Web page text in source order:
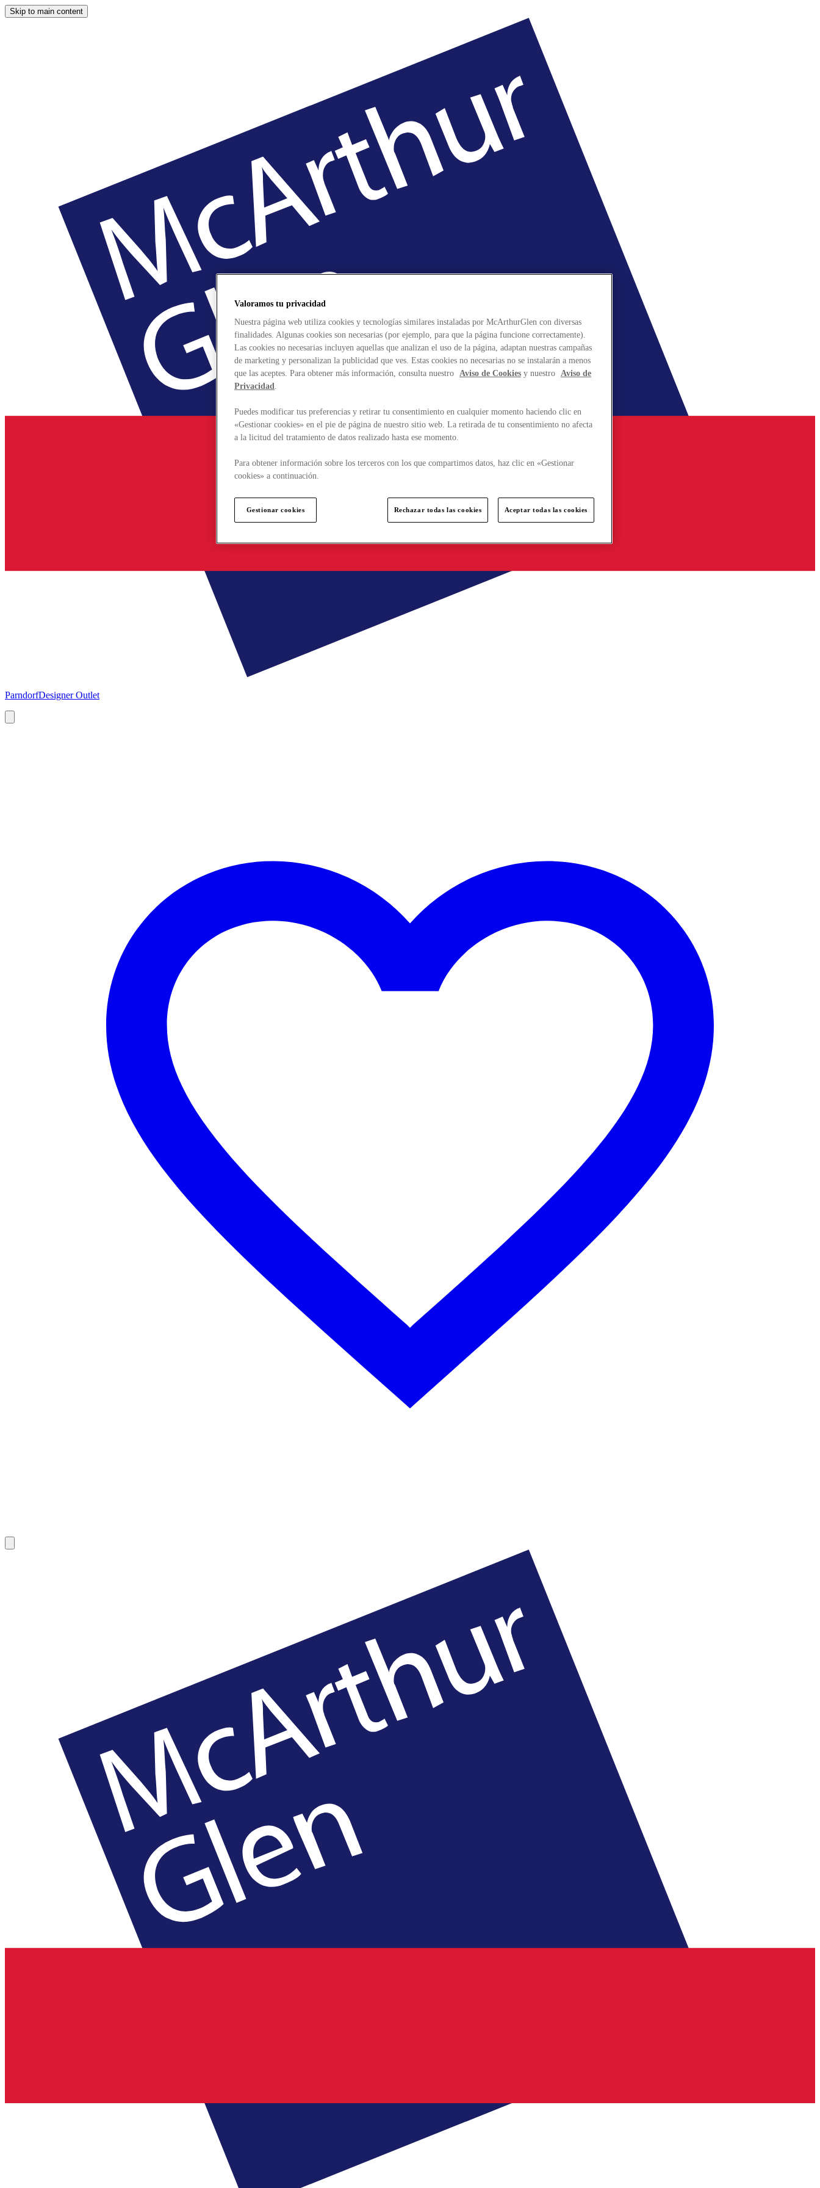
Skip to main content
ParndorfDesigner Outlet
Valoramos tu privacidad
Nuestra página web utiliza cookies y tecnologías similares instaladas por McArthurGlen con diversas
finalidades. Algunas cookies son necesarias (por ejemplo, para que la página funcione correctamente).
Las cookies no necesarias incluyen aquellas que analizan el uso de la página, adaptan nuestras campañas
de marketing y personalizan la publicidad que ves. Estas cookies no necesarias no se instalarán a menos
que las aceptes. Para obtener más información, consulta nuestro Aviso de Cookies y nuestro Aviso de
Privacidad.
Puedes modificar tus preferencias y retirar tu consentimiento en cualquier momento haciendo clic en
«Gestionar cookies» en el pie de página de nuestro sitio web. La retirada de tu consentimiento no afecta
a la licitud del tratamiento de datos realizado hasta ese momento.
Para obtener información sobre los terceros con los que compartimos datos, haz clic en «Gestionar
cookies» a continuación.
Gestionar cookies Rechazar todas las cookies Aceptar todas las cookies